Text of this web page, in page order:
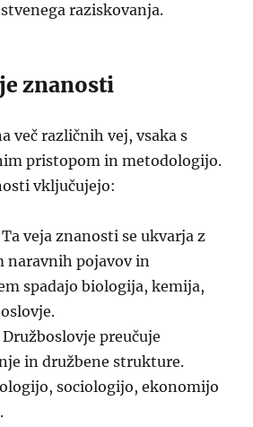
raziskovanja.
znanosti
več različnih vej, vsaka s
pristopom in metodologijo.
vključujejo:
veja znanosti se ukvarja z
naravnih pojavov in
spadajo biologija, kemija,
Družboslovje preučuje
in družbene strukture.
sociologijo, ekonomijo